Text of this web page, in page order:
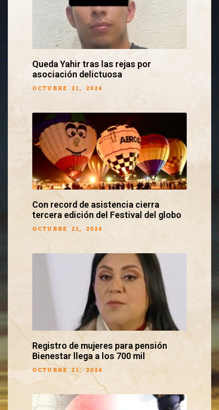
Queda Yahir tras las rejas por
asociación delictuosa
OCTUBRE 21, 2024
Con record de asistencia cierra
tercera edición del Festival del globo
OCTUBRE 21, 2024
Registro de mujeres para pensión
Bienestar llega a los 700 mil
OCTUBRE 21, 2024